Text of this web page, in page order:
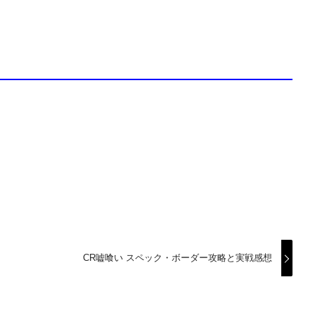
CR嘘喰い スペック・ボーダー攻略と実戦感想